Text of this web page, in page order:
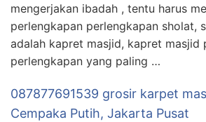
mengerjakan ibadah , tentu harus
perlengkapan perlengkapan sholat,
adalah kapret masjid, kapret masjid
perlengkapan yang paling …
087877691539 grosir karpet
Cempaka Putih, Jakarta Pusat